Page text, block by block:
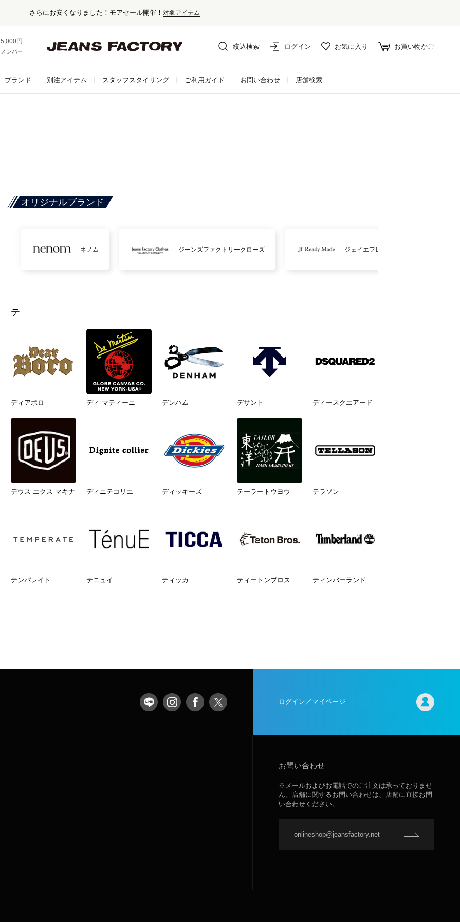
5,000円以上お買い上げで送料無料！
メンバー登録でお得な情報をゲット。さらに詳しく
絞込検索 ログイン お気に入り お買い物かご
ブランド 別注アイテム スタッフスタイリング ご利用ガイド お問い合わせ 店舗検索
オリジナルブランド
ネノム ジーンズファクトリークローズ ジェイエフレディメイド
テ
ディアボロ ディ マティーニ デンハム デサント ディースクエアード
デウス エクス マキナ ディニテコリエ ディッキーズ テーラートウヨウ テラソン
テンパレイト テニュイ ティッカ ティートンブロス ティンバーランド
ログイン／マイページ
お問い合わせ
※メールおよびお電話でのご注文は承っておりませ
ん。店舗に関するお問い合わせは、店舗に直接お問
い合わせください。
onlineshop@jeansfactory.net